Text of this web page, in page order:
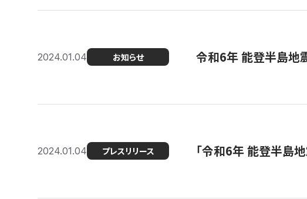
2024.01.04 お知らせ 令和6年 能登半島地
2024.01.04 プレスリリース 「令和6年 能登半島